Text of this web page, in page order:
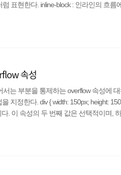
표현한다. inline-block : 인라인의 흐름
생긴 값으로 인라인-레벨의 flex 컨테이너
속성
는 부분을 통제하는 overflow 속성에
지정한다. div { width: 150px; height:
. 이 속성의 두 번째 값은 선택적이며,
츠를 자르고 보이지 않게 한다. scroll :